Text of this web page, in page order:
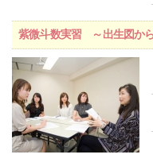
紫微斗数実習 ～出生図か